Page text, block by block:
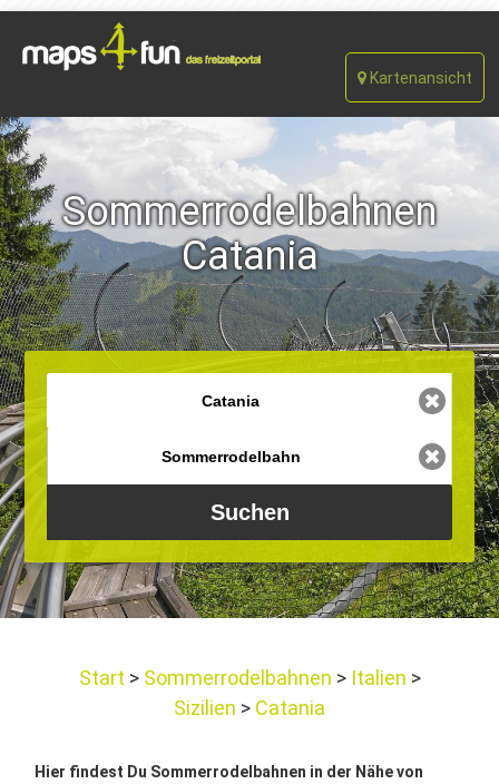
Kartenansicht
Sommerrodelbahnen
Catania
Start Sommerrodelbahnen
Italien
Sizilien
Catania
Hier findest Du Sommerrodelbahnen in der Nähe von